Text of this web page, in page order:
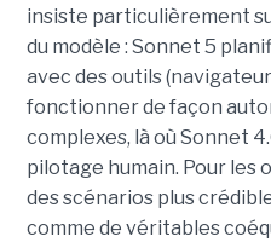
insiste particulièrement
du modèle : Sonnet 5
avec des outils
fonctionner de façon
complexes, là où Sonnet
pilotage humain. Pour les
des scénarios plus
comme de véritables